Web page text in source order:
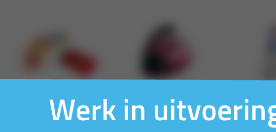
Werk in